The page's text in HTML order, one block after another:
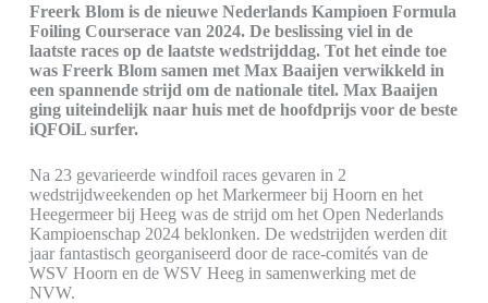
Freerk Blom is de nieuwe Nederlands Kampioen Formula
Foiling Courserace van 2024. De beslissing viel in de
laatste races op de laatste wedstrijddag. Tot het einde toe
was Freerk Blom samen met Max Baaijen verwikkeld in
een spannende strijd om de nationale titel. Max Baaijen
ging uiteindelijk naar huis met de hoofdprijs voor de beste
iQFOiL surfer.
Na 23 gevarieerde windfoil races gevaren in 2
wedstrijdweekenden op het Markermeer bij Hoorn en het
Heegermeer bij Heeg was de strijd om het Open Nederlands
Kampioenschap 2024 beklonken. De wedstrijden werden dit
jaar fantastisch georganiseerd door de race-comités van de
WSV Hoorn en de WSV Heeg in samenwerking met de
NVW.